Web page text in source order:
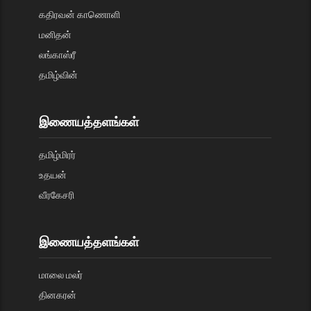
கதிரவன் காணொளி
மனிதன்
லங்காஸ்ரீ
தமிழ்வின்
இணையத்தளங்கள்
தமிழ்மிரர்
உதயன்
வீரகேசரி
இணையத்தளங்கள்
மாலை மலர்
தினகரன்